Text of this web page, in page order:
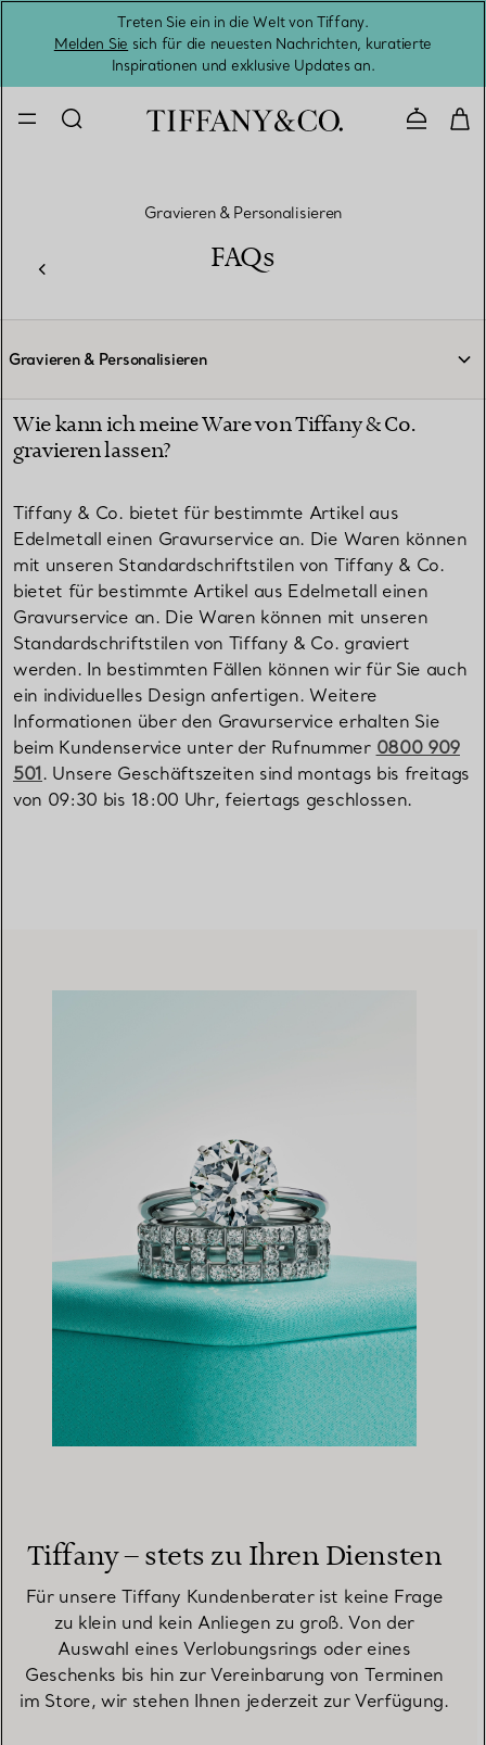
Treten Sie ein in die Welt von Tiffany.
Melden Sie sich für die neuesten Nachrichten, kuratierte
Inspirationen und exklusive Updates an.
Gravieren & Personalisieren
FAQs
Gravieren & Personalisieren
Wie kann ich meine Ware von Tiffany & Co.
gravieren lassen?
Tiffany & Co. bietet für bestimmte Artikel aus
Edelmetall einen Gravurservice an. Die Waren können
mit unseren Standardschriftstilen von Tiffany & Co.
bietet für bestimmte Artikel aus Edelmetall einen
Gravurservice an. Die Waren können mit unseren
Standardschriftstilen von Tiffany & Co. graviert
werden. In bestimmten Fällen können wir für Sie auch
ein individuelles Design anfertigen. Weitere
Informationen über den Gravurservice erhalten Sie
beim Kundenservice unter der Rufnummer 0800 909
501. Unsere Geschäftszeiten sind montags bis freitags
von 09:30 bis 18:00 Uhr, feiertags geschlossen.
Tiffany – stets zu Ihren Diensten
Für unsere Tiffany Kundenberater ist keine Frage
zu klein und kein Anliegen zu groß. Von der
Auswahl eines Verlobungsrings oder eines
Geschenks bis hin zur Vereinbarung von Terminen
im Store, wir stehen Ihnen jederzeit zur Verfügung.